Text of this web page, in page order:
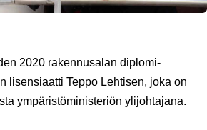
2020 rakennusalan diplomi-
lisensiaatti Teppo Lehtisen, joka on
ympäristöministeriön ylijohtajana.